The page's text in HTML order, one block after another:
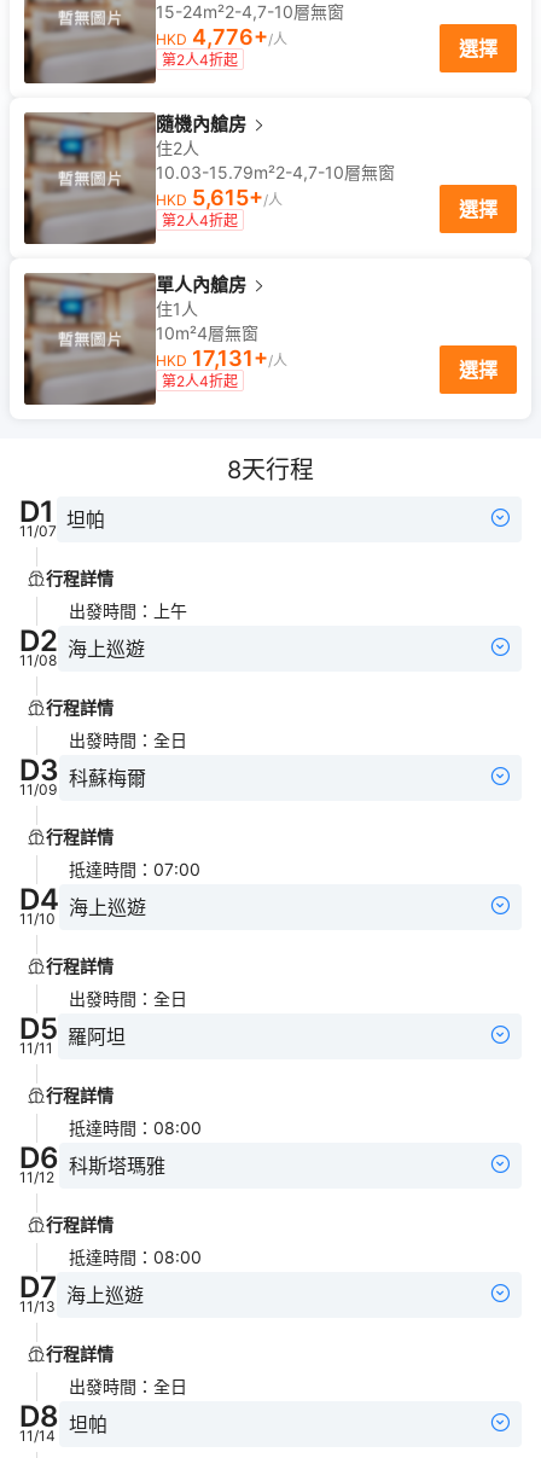
15-24m²2-4,7-10層無窗
HKD 4,776+/人
第2人4折起
選擇
隨機內艙房
住2人
10.03-15.79m²2-4,7-10層無窗
HKD 5,615+/人
第2人4折起
選擇
單人內艙房
住1人
10m²4層無窗
HKD 17,131+/人
第2人4折起
選擇
8天行程
D1
11/07 坦帕
行程詳情
出發時間 ： 上午
D2
11/08 海上巡遊
行程詳情
出發時間 ： 全日
D3
11/09 科蘇梅爾
行程詳情
抵達時間 ： 07:00
D4
11/10 海上巡遊
行程詳情
出發時間 ： 全日
D5
11/11 羅阿坦
行程詳情
抵達時間 ： 08:00
D6
11/12 科斯塔瑪雅
行程詳情
抵達時間 ： 08:00
D7
11/13 海上巡遊
行程詳情
出發時間 ： 全日
D8
11/14 坦帕